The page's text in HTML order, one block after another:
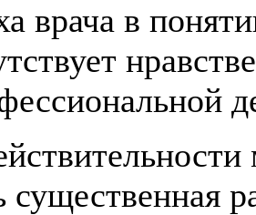
врача в
существенная